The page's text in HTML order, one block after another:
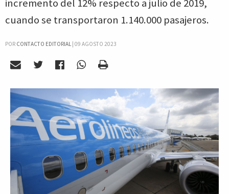
incremento del 12% respecto a julio de 2019,
cuando se transportaron 1.140.000 pasajeros.
POR CONTACTO EDITORIAL| 09 AGOSTO 2023